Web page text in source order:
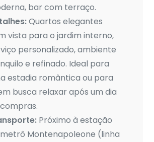
bar com terraço.
Quartos elegantes
vista para o jardim interno,
personalizado, ambiente
e refinado. Ideal para
estadia romântica ou para
busca relaxar após um dia
Próximo à estação
Montenapoleone (linha